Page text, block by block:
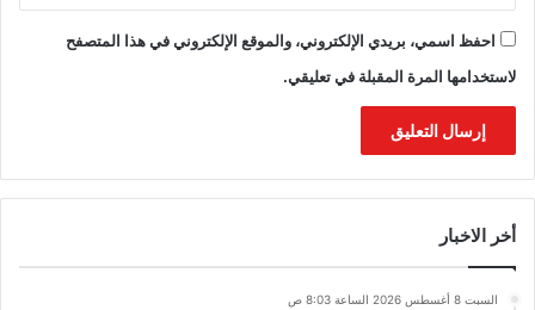
احفظ اسمي، بريدي الإلكتروني، والموقع الإلكتروني في هذا المتصفح
لاستخدامها المرة المقبلة في تعليقي.
أخر الاخبار
السبت 8 أغسطس 2026 الساعة 8:03 ص